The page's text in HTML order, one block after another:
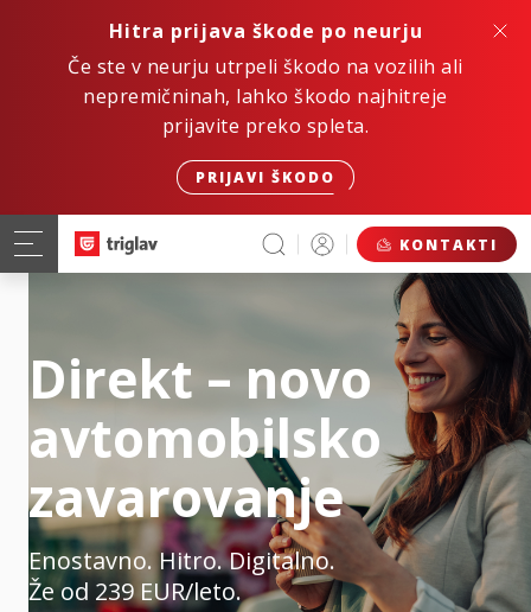
Hitra prijava škode po neurju
Če ste v neurju utrpeli škodo na vozilih ali
nepremičninah, lahko škodo najhitreje
prijavite preko spleta.
PRIJAVI ŠKODO
KONTAKTI
Direkt – novo
avtomobilsko
zavarovanje
Enostavno. Hitro. Digitalno.
Že od 239 EUR/leto.